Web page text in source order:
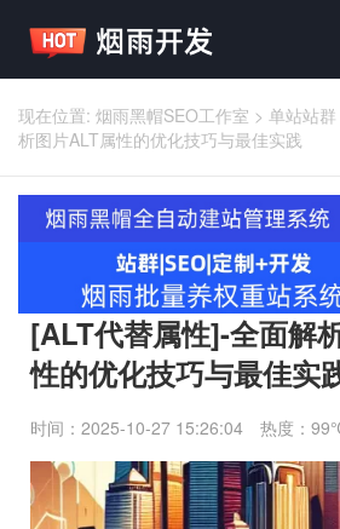
现在位置: 烟雨黑帽SEO工作室 > 单站站群
析图片ALT属性的优化技巧与最佳实践
[ALT代替属性]-全面解
性的优化技巧与最佳实
时间：2025-10-27 15:26:04 热度：